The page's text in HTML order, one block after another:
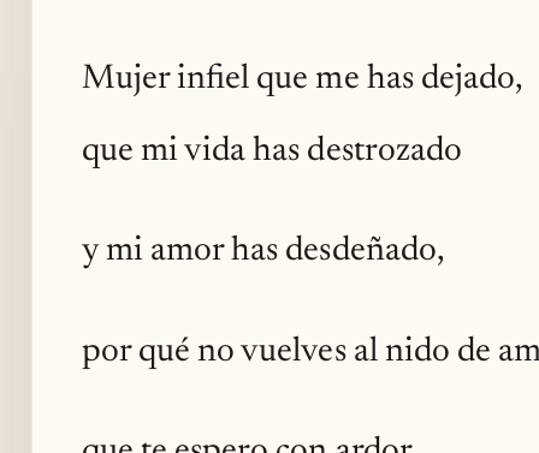
Mujer infiel que me has dejado,
que mi vida has destrozado
y mi amor has desdeñado,
por qué no vuelves al nido de